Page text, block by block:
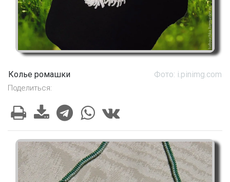
Колье ромашки Фото: i.pinimg.com
Поделиться: